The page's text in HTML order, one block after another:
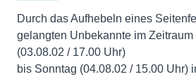
Durch das Aufhebeln eines
gelangten Unbekannte im Zeitraum
(03.08.02 / 17.00 Uhr)
bis Sonntag (04.08.02 / 15.00 Uhr)